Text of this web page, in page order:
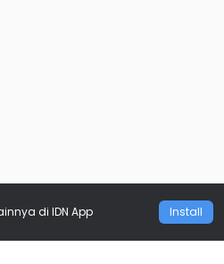
di IDN App Install